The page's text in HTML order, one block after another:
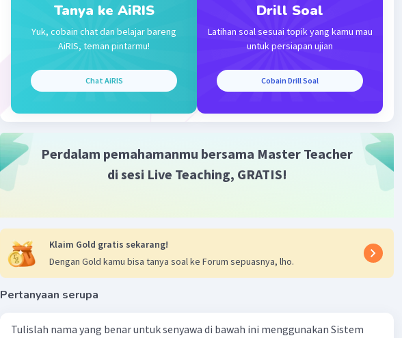
Tanya ke AiRIS
Yuk, cobain chat dan belajar bareng
AiRIS, teman pintarmu!
Chat AiRIS
Drill Soal
Latihan soal sesuai topik yang kamu mau
untuk persiapan ujian
Cobain Drill Soal
Perdalam pemahamanmu bersama Master Teacher
di sesi Live Teaching, GRATIS!
Klaim Gold gratis sekarang!
Dengan Gold kamu bisa tanya soal ke Forum sepuasnya, lho.
Pertanyaan serupa
Tulislah nama yang benar untuk senyawa di bawah ini menggunakan Sistem